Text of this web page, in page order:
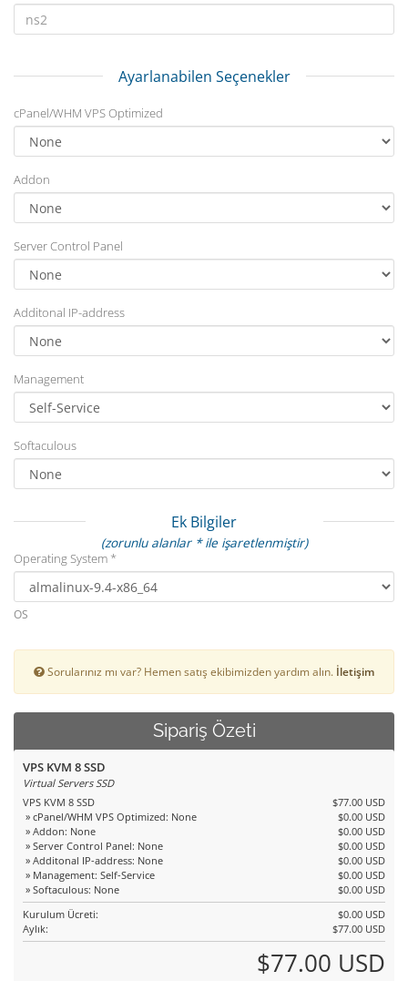
Ayarlanabilen Seçenekler
cPanel/WHM VPS Optimized
Addon
Server Control Panel
Additonal IP-address
Management
Softaculous
Ek Bilgiler
(zorunlu alanlar * ile işaretlenmiştir)
Operating System *
OS
Sorularınız mı var? Hemen satış ekibimizden yardım alın. İletişim
Sipariş Özeti
VPS KVM 8 SSD
Virtual Servers SSD
VPS KVM 8 SSD
$77.00 USD
» cPanel/WHM VPS Optimized: None
$0.00 USD
» Addon: None
$0.00 USD
» Server Control Panel: None
$0.00 USD
» Additonal IP-address: None
$0.00 USD
» Management: Self-Service
$0.00 USD
» Softaculous: None
$0.00 USD
Kurulum Ücreti:
$0.00 USD
Aylık:
$77.00 USD
$77.00 USD